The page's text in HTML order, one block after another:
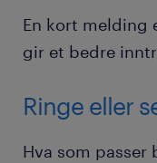
En kort melding
gir et bedre
Ringe eller
Hva som passer